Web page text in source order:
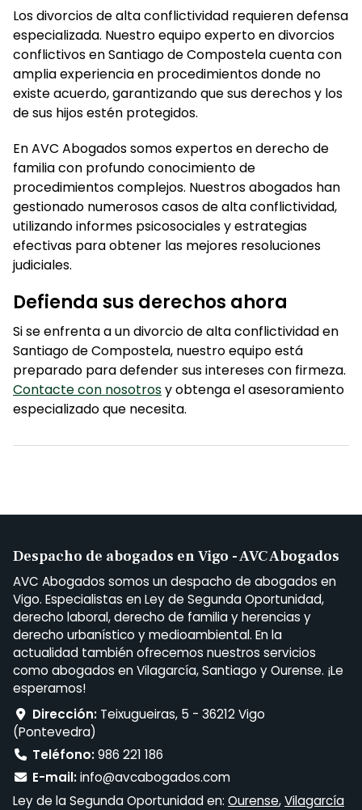
Los divorcios de alta conflictividad requieren defensa
especializada. Nuestro equipo experto en divorcios
conflictivos en Santiago de Compostela cuenta con
amplia experiencia en procedimientos donde no
existe acuerdo, garantizando que sus derechos y los
de sus hijos estén protegidos.
En AVC Abogados somos expertos en derecho de
familia con profundo conocimiento de
procedimientos complejos. Nuestros abogados han
gestionado numerosos casos de alta conflictividad,
utilizando informes psicosociales y estrategias
efectivas para obtener las mejores resoluciones
judiciales.
Defienda sus derechos ahora
Si se enfrenta a un divorcio de alta conflictividad en
Santiago de Compostela, nuestro equipo está
preparado para defender sus intereses con firmeza.
Contacte con nosotrosy obtenga el asesoramiento
especializado que necesita.
Despacho de abogados en Vigo - AVC Abogados
AVC Abogados somos un despacho de abogados en
Vigo. Especialistas en Ley de Segunda Oportunidad,
derecho laboral, derecho de familia y herencias y
derecho urbanístico y medioambiental. En la
actualidad también ofrecemos nuestros servicios
como abogados en Vilagarcía, Santiago y Ourense. ¡Le
esperamos!
Dirección: Teixugueiras, 5 - 36212 Vigo
(Pontevedra)
Teléfono:986 221 186
E-mail:info@avcabogados.com
Ley de la Segunda Oportunidad en: Ourense,Vilagarcía